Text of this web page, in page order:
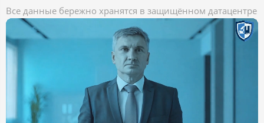
Все данные бережно хранятся в защищённом датацентре